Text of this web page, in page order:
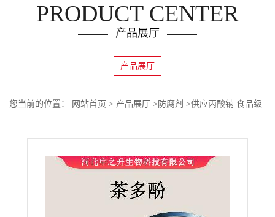
PRODUCT CENTER
产品展厅
产品展厅
您当前的位置： 网站首页 > 产品展厅 > 防腐剂 >供应丙酸钠 食品级